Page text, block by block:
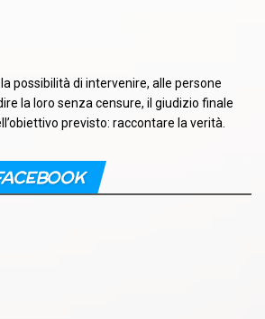
possibilità di intervenire, alle persone
la loro senza censure, il giudizio finale
previsto: raccontare la verità.